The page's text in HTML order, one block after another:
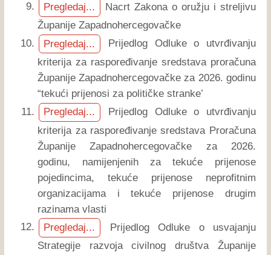
Pregledaj...
Nacrt Zakona o oružju i streljivu
Županije Zapadnohercegovačke
Pregledaj...
Prijedlog Odluke o utvrđivanju
kriterija za raspoređivanje sredstava proračuna
Županije Zapadnohercegovačke za 2026. godinu
“tekući prijenosi za političke stranke’
Pregledaj...
Prijedlog Odluke o utvrđivanju
kriterija za raspoređivanje sredstava Proračuna
Županije Zapadnohercegovačke za 2026.
godinu, namijenjenih za tekuće prijenose
pojedincima, tekuće prijenose neprofitnim
organizacijama i tekuće prijenose drugim
razinama vlasti
Pregledaj...
Prijedlog Odluke o usvajanju
Strategije razvoja civilnog društva Županije